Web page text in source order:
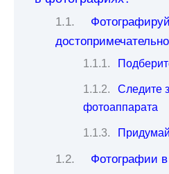
Следите
фотоаппарата
Фотографии